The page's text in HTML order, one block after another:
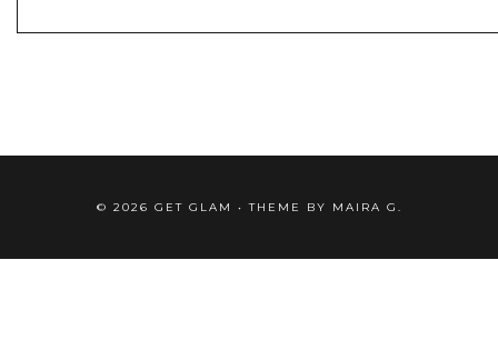
© 2026 GET GLAM • THEME BY MAIRA G.